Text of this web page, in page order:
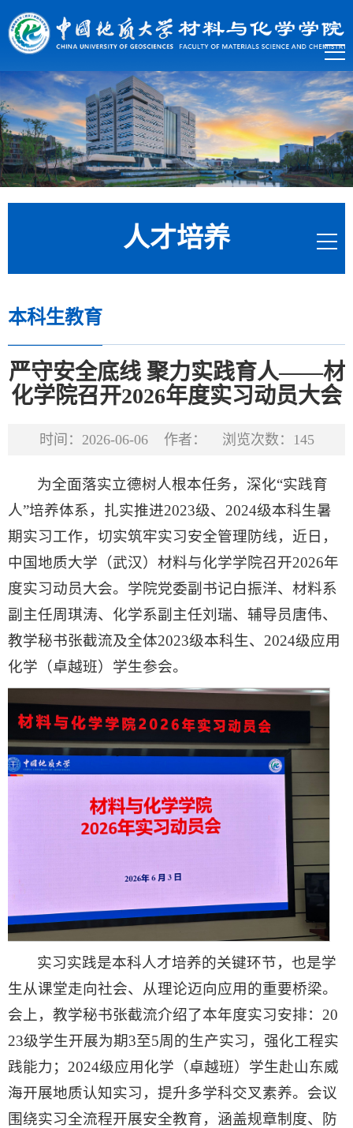
人才培养
本科生教育
严守安全底线 聚力实践育人——材
化学院召开2026年度实习动员大会
时间：2026-06-06 作者： 浏览次数： 145
为全面落实立德树人根本任务，深化“实践育
人”培养体系，扎实推进2023级、2024级本科生暑
期实习工作，切实筑牢实习安全管理防线，近日，
中国地质大学（武汉）材料与化学学院召开2026年
度实习动员大会。学院党委副书记白振洋、材料系
副主任周琪涛、化学系副主任刘瑞、辅导员唐伟、
教学秘书张截流及全体2023级本科生、2024级应用
化学（卓越班）学生参会。
实习实践是本科人才培养的关键环节，也是学
生从课堂走向社会、从理论迈向应用的重要桥梁。
会上，教学秘书张截流介绍了本年度实习安排：20
23级学生开展为期3至5周的生产实习，强化工程实
践能力；2024级应用化学（卓越班）学生赴山东威
海开展地质认知实习，提升多学科交叉素养。会议
围绕实习全流程开展安全教育，涵盖规章制度、防